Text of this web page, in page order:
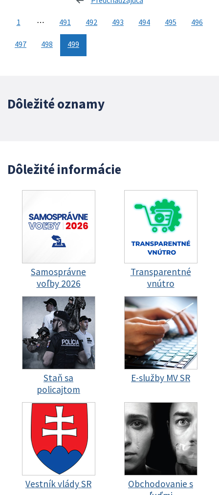
1 ⋯ 491 492 493 494 495 496
497 498 499
Dôležité oznamy
Dôležité informácie
Samosprávne
voľby 2026
Transparentné
vnútro
Staň sa
policajtom
E-služby MV SR
Vestník vlády SR
Obchodovanie s